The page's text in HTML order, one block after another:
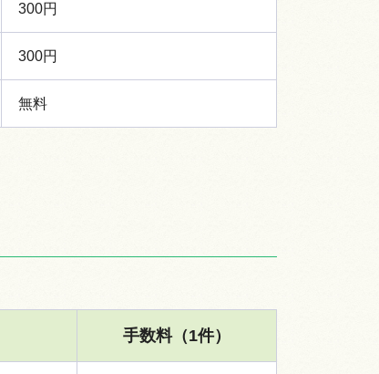
300円
300円
無料
手数料（1件）